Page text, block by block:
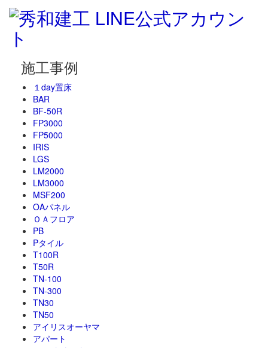
施工事例
１day置床
BAR
BF-50R
FP3000
FP5000
IRIS
LGS
LM2000
LM3000
MSF200
OAパネル
ＯＡフロア
PB
Pタイル
T100R
T50R
TN-100
TN-300
TN30
TN50
アイリスオーヤマ
アパート